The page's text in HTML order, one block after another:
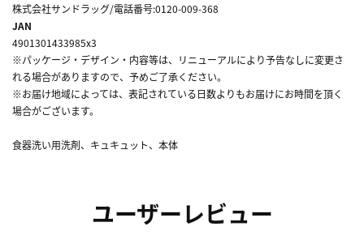
株式会社サンドラッグ/電話番号:0120-009-368
JAN
4901301433985x3
※パッケージ・デザイン・内容等は、リニューアルにより予告なしに変更さ
れる場合がありますので、予めご了承ください。
※お届け地域によっては、表記されている日数よりもお届けにお時間を頂く
場合がございます。
食器洗い用洗剤、キュキュット、本体
ユーザーレビュー